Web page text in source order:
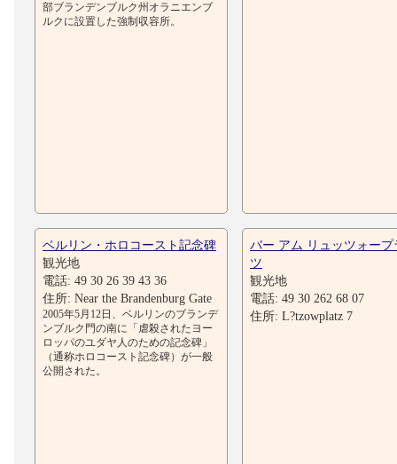
部ブランデンブルク州オラニエンブ
ルクに設置した強制収容所。
ベルリン・ホロコースト記念碑
観光地
電話: 49 30 26 39 43 36
住所: Near the Brandenburg Gate
2005年5月12日、ベルリンのブランデ
ンブルク門の南に「虐殺されたヨー
ロッパのユダヤ人のための記念碑」
（通称ホロコースト記念碑）が一般
公開された。
バー アム リュッツォープ
ツ
観光地
電話: 49 30 262 68 07
住所: L?tzowplatz 7